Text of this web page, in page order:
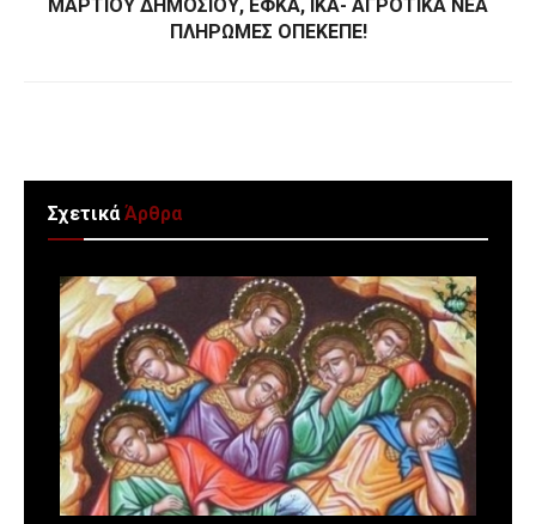
ΜΑΡΤΙΟΥ ΔΗΜΟΣΙΟΥ, ΕΦΚΑ, ΙΚΑ- ΑΓΡΟΤΙΚΑ ΝΕΑ
ΠΛΗΡΩΜΕΣ ΟΠΕΚΕΠΕ!
ΣχετικάΆρθρα